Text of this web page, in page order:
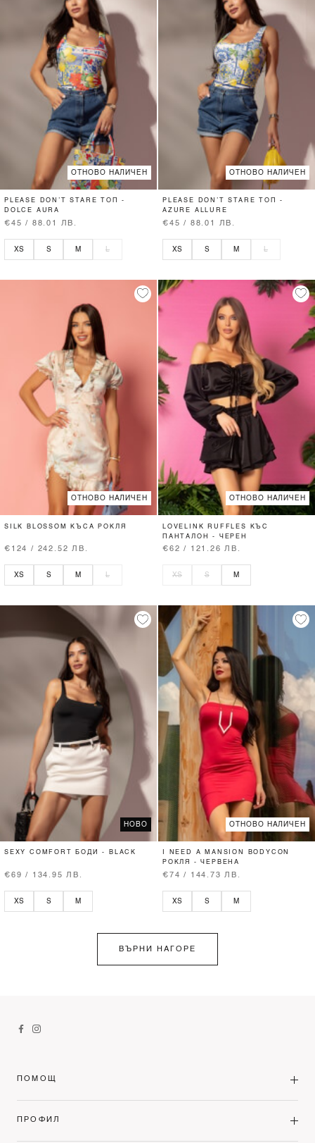
ОТНОВО НАЛИЧЕН
PLEASE DON’T STARE ТОП -
DOLCE AURA
€45 / 88.01 ЛВ.
XS S M L
ОТНОВО НАЛИЧЕН
PLEASE DON’T STARE ТОП -
AZURE ALLURE
€45 / 88.01 ЛВ.
XS S M L
ОТНОВО НАЛИЧЕН
SILK BLOSSOM КЪСА РОКЛЯ
€124 / 242.52 ЛВ.
XS S M L
ОТНОВО НАЛИЧЕН
LOVELINK RUFFLES КЪС
ПАНТАЛОН - ЧЕРЕН
€62 / 121.26 ЛВ.
XS S M
НОВО
SEXY COMFORT БОДИ - BLACK
€69 / 134.95 ЛВ.
XS S M
ОТНОВО НАЛИЧЕН
I NEED A MANSION BODYCON
РОКЛЯ - ЧЕРВЕНА
€74 / 144.73 ЛВ.
XS S M
ВЪРНИ НАГОРЕ
ПОМОЩ
ПРОФИЛ